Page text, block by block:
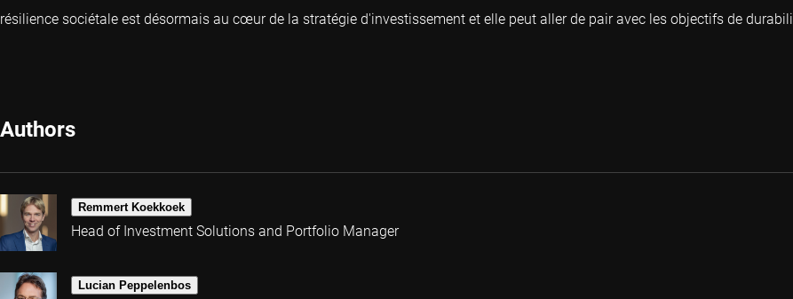
résilience sociétale est désormais au cœur de la stratégie d'investissement et elle peut aller de pair avec les objectifs de
Authors
Remmert Koekkoek
Head of Investment Solutions and Portfolio Manager
Lucian Peppelenbos